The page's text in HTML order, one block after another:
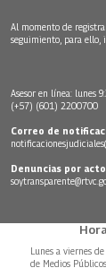
Al momento de
seguimiento, para ello,
Asesor en línea: lunes
(+57) (601) 2200700
Correo de
Denuncias por
Lunes a viernes
de Medios